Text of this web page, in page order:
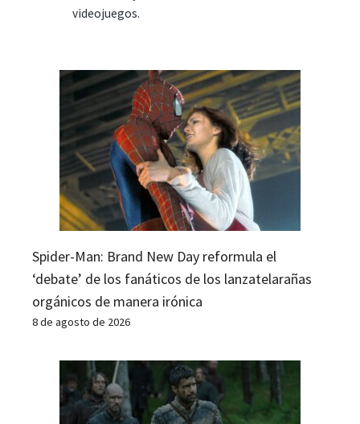
videojuegos.
Spider-Man: Brand New Day reformula el
‘debate’ de los fanáticos de los lanzatelarañas
orgánicos de manera irónica
8 de agosto de 2026